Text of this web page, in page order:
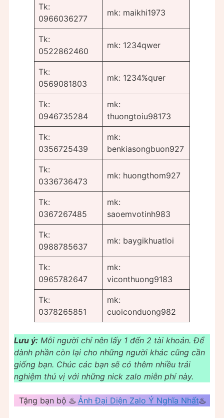
Tk:
0966036277
mk: maikhi1973
Tk:
0522862460
mk: 1234qwer
Tk:
0569081803
mk: 1234%qưer
Tk:
0946735284
mk:
thuongtoiu98173
Tk:
0356725439
mk:
benkiasongbuon927
Tk:
0336736473
mk: huongthom927
Tk:
0367267485
mk:
saoemvotinh983
Tk:
0988785637
mk: baygikhuatloi
Tk:
0965782647
mk:
viconthuong9183
Tk:
0378265851
mk:
cuoiconduong982
Lưu ý: Mỗi người chỉ nên lấy 1 đến 2 tài khoản. Để
dành phần còn lại cho những người khác cũng cần
giống bạn. Chúc các bạn sẽ có thêm nhiều trải
nghiệm thú vị với những nick zalo miễn phí này.
Tặng bạn bộ ♨️ Ảnh Đại Diện Zalo Ý Nghĩa Nhất♨️